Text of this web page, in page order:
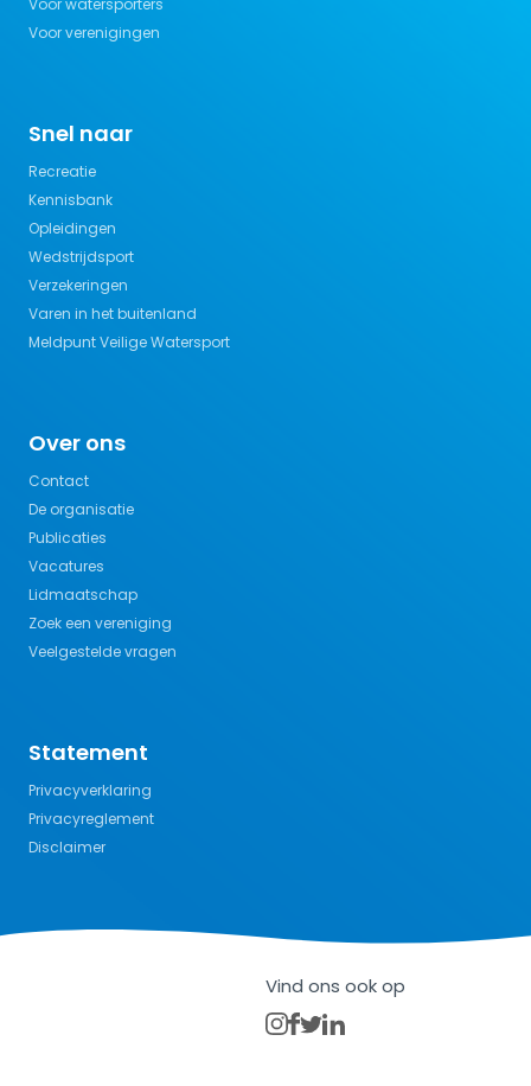
Voor watersporters
Voor verenigingen
Snel naar
Recreatie
Kennisbank
Opleidingen
Wedstrijdsport
Verzekeringen
Varen in het buitenland
Meldpunt Veilige Watersport
Over ons
Contact
De organisatie
Publicaties
Vacatures
Lidmaatschap
Zoek een vereniging
Veelgestelde vragen
Statement
Privacyverklaring
Privacyreglement
Disclaimer
Vind ons ook op